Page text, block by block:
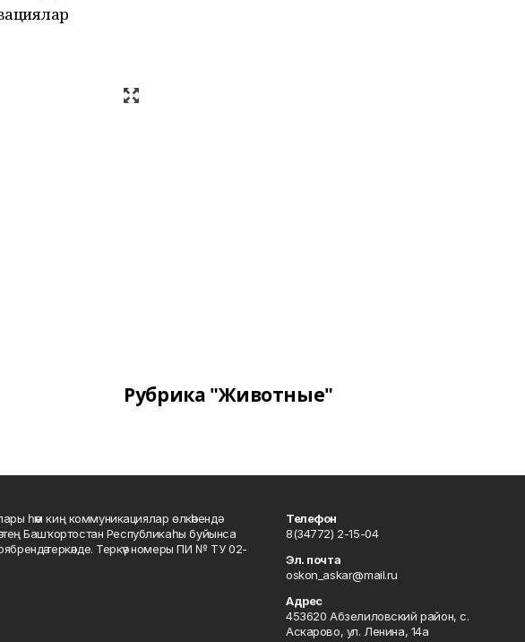
Рубрика "Животные"
һәм киң коммуникациялар өлкәһендә
Башҡортостан Республикаһы буйынса
теркәлде. Теркәү номеры ПИ № ТУ 02-
Телефон
8(34772) 2-15-04
Эл. почта
oskon_askar@mail.ru
Адрес
453620 Абзелиловский район, с.
Аскарово, ул. Ленина, 14а